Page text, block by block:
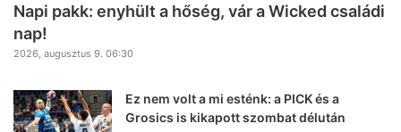
Napi pakk: enyhült a hőség, vár a Wicked családi
nap!
2026, augusztus 9. 06:30
Ez nem volt a mi esténk: a PICK és a
Grosics is kikapott szombat délután